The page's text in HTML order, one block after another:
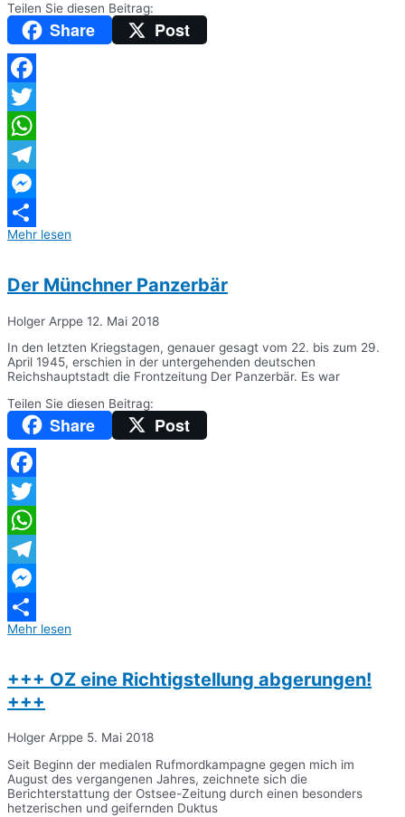
Teilen Sie diesen Beitrag:
Share Post
Facebook
Twitter
WhatsApp
Telegram
Messenger
Teilen
Mehr lesen
Der Münchner Panzerbär
Holger Arppe 12. Mai 2018
In den letzten Kriegstagen, genauer gesagt vom 22. bis zum 29.
April 1945, erschien in der untergehenden deutschen
Reichshauptstadt die Frontzeitung Der Panzerbär. Es war
Teilen Sie diesen Beitrag:
Share Post
Facebook
Twitter
WhatsApp
Telegram
Messenger
Teilen
Mehr lesen
+++ OZ eine Richtigstellung abgerungen!
+++
Holger Arppe 5. Mai 2018
Seit Beginn der medialen Rufmordkampagne gegen mich im
August des vergangenen Jahres, zeichnete sich die
Berichterstattung der Ostsee-Zeitung durch einen besonders
hetzerischen und geifernden Duktus